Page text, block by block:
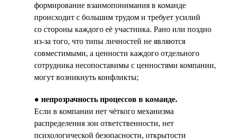
формирование взаимопонимания в команде
происходит с большим трудом и требует усилий
со стороны каждого её участника. Рано или поздно
из-за того, что типы личностей не являются
совместимыми, а ценности каждого отдельного
сотрудника несопоставимы с ценностями компании,
могут возникнуть конфликты;
● непрозрачность процессов в команде.
Если в компании нет чёткого механизма
распределения зон ответственности, нет
психологической безопасности, открытости